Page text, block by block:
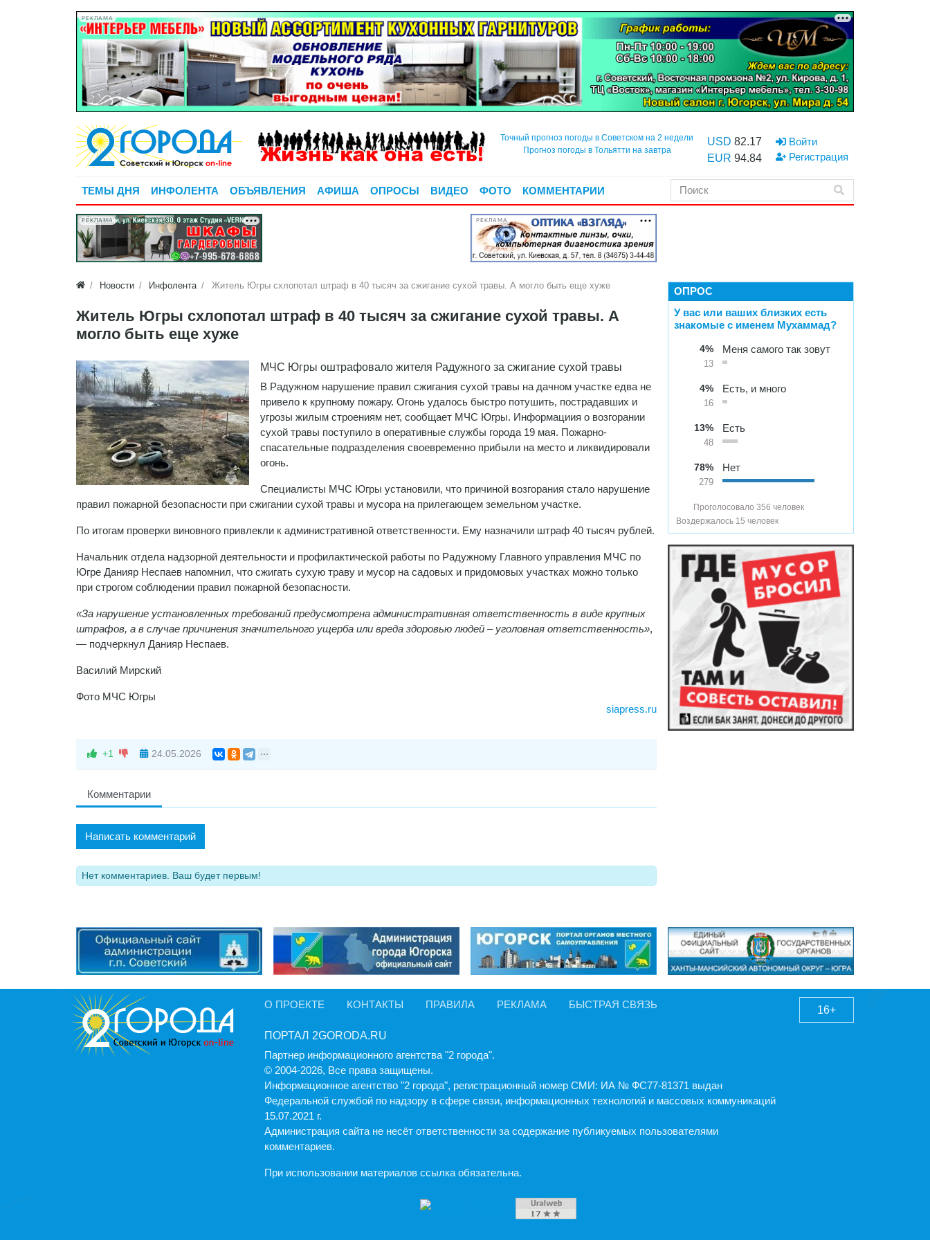
РЕКЛАМА
Точный прогноз погоды в Советском на 2 недели
Прогноз погоды в Тольятти на завтра
USD 82.17
EUR 94.84
Войти
Регистрация
ТЕМЫ ДНЯ ИНФОЛЕНТА ОБЪЯВЛЕНИЯ АФИША ОПРОСЫ ВИДЕО ФОТО КОММЕНТАРИИ
РЕКЛАМА РЕКЛАМА
Новости Инфолента Житель Югры схлопотал штраф в 40 тысяч за сжигание сухой травы. А могло быть еще хуже
Житель Югры схлопотал штраф в 40 тысяч за сжигание сухой травы. А
могло быть еще хуже
МЧС Югры оштрафовало жителя Радужного за сжигание сухой травы
В Радужном нарушение правил сжигания сухой травы на дачном участке едва не
привело к крупному пожару. Огонь удалось быстро потушить, пострадавших и
угрозы жилым строениям нет, сообщает МЧС Югры. Информациия о возгорании
сухой травы поступило в оперативные службы города 19 мая. Пожарно-
спасательные подразделения своевременно прибыли на место и ликвидировали
огонь.
Специалисты МЧС Югры установили, что причиной возгорания стало нарушение
правил пожарной безопасности при сжигании сухой травы и мусора на прилегающем земельном участке.
По итогам проверки виновного привлекли к административной ответственности. Ему назначили штраф 40 тысяч рублей.
Начальник отдела надзорной деятельности и профилактической работы по Радужному Главного управления МЧС по
Югре Данияр Неспаев напомнил, что сжигать сухую траву и мусор на садовых и придомовых участках можно только
при строгом соблюдении правил пожарной безопасности.
«За нарушение установленных требований предусмотрена административная ответственность в виде крупных
штрафов, а в случае причинения значительного ущерба или вреда здоровью людей – уголовная ответственность»,
— подчеркнул Данияр Неспаев.
Василий Мирский
Фото МЧС Югры
siapress.ru
+1 24.05.2026
Комментарии
Написать комментарий
Нет комментариев. Ваш будет первым!
ОПРОС
У вас или ваших близких есть
знакомые с именем Мухаммад?
4%
13
Меня самого так зовут
4%
16
Есть, и много
13%
48
Есть
78%
279
Нет
Проголосовало 356 человек
Воздержалось 15 человек
О ПРОЕКТЕ КОНТАКТЫ ПРАВИЛА РЕКЛАМА БЫСТРАЯ СВЯЗЬ
ПОРТАЛ 2GORODA.RU
Партнер информационного агентства "2 города".
© 2004-2026, Все права защищены.
Информационное агентство "2 города", регистрационный номер СМИ: ИА № ФС77-81371 выдан
Федеральной службой по надзору в сфере связи, информационных технологий и массовых коммуникаций
15.07.2021 г.
Администрация cайта не несёт ответственности за содержание публикуемых пользователями
комментариев.
При использовании материалов ссылка обязательна.
16+